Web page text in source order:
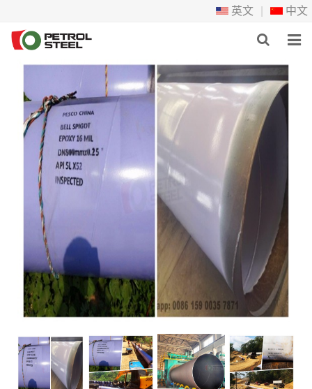
英文 中文
在线产品
工程项目
联系我们
关于宏榫